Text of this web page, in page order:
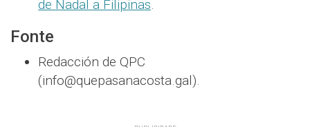
de Nadal a Filipinas.
Fonte
Redacción de QPC
(info@quepasanacosta.gal).